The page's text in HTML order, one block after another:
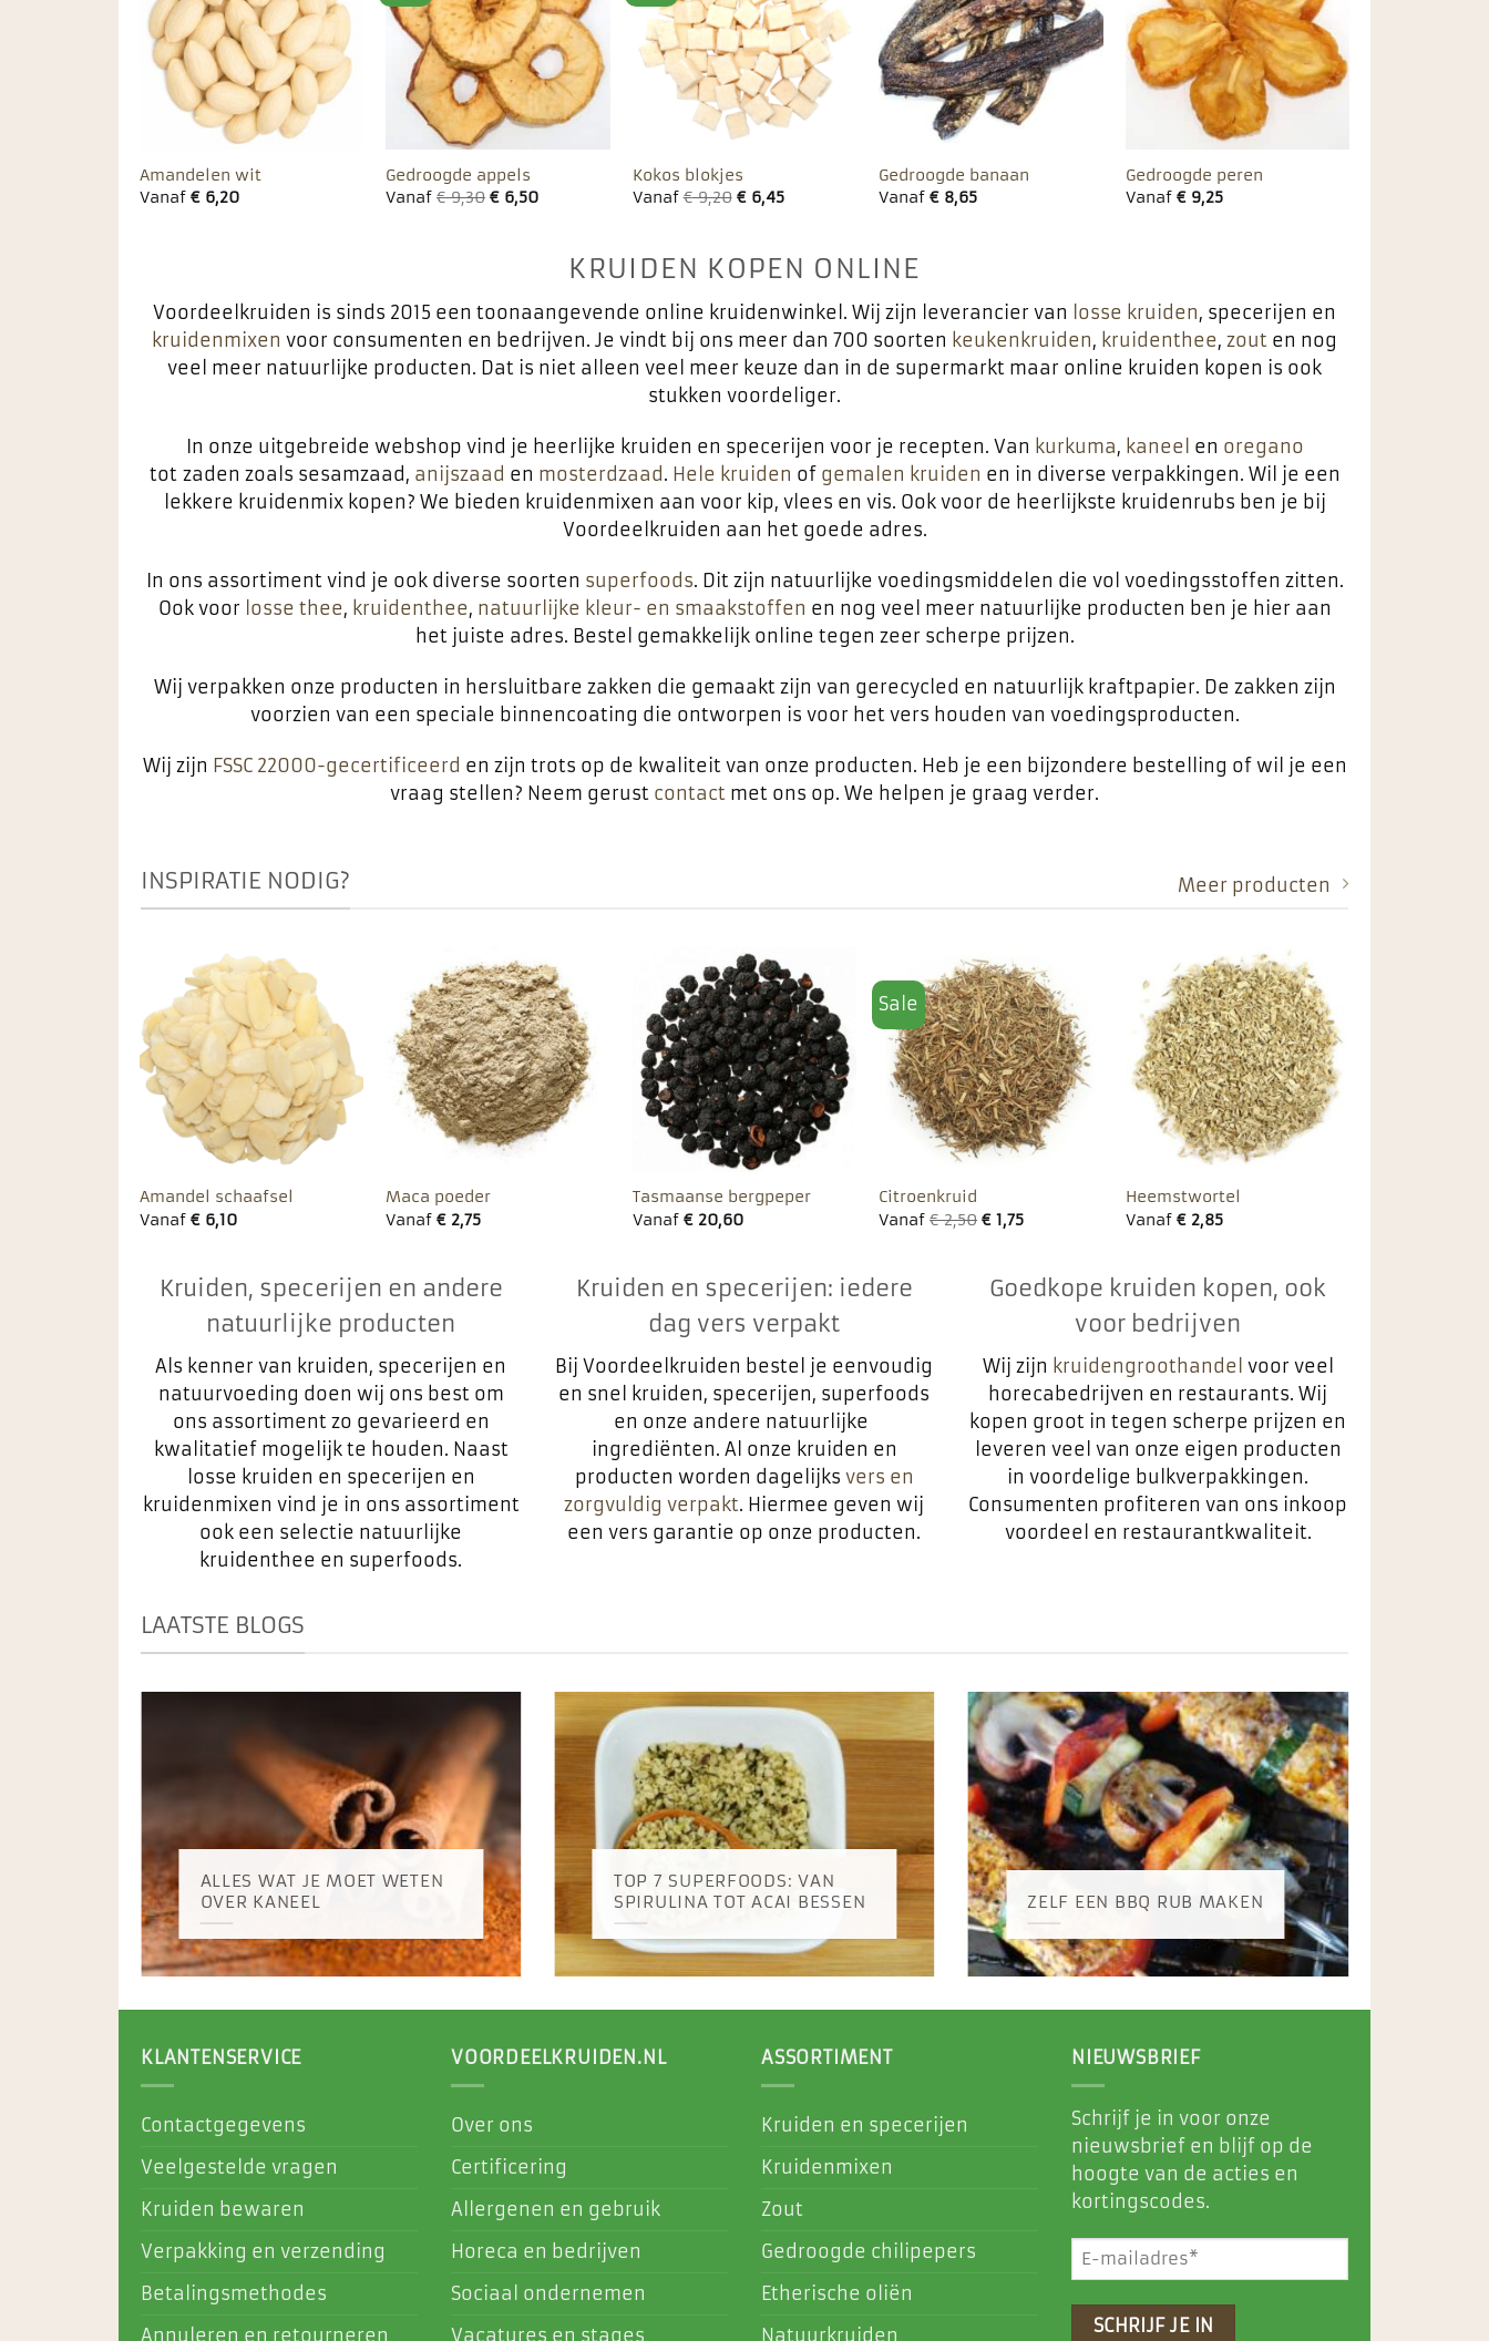
favorieten
Amandelen wit
Vanaf €6,20
favorieten
Gedroogde appels
Vanaf€9,30 €6,50
favorieten
Kokos blokjes
Vanaf€9,20 €6,45
favorieten
Gedroogde banaan
Vanaf€8,65
favorieten
Gedroogde peren
Vanaf €9,25
KRUIDEN KOPEN ONLINE
Voordeelkruiden is sinds 2015 een toonaangevende online kruidenwinkel. Wij zijn leverancier van losse kruiden, specerijen en
kruidenmixen voor consumenten en bedrijven. Je vindt bij ons meer dan 700 soorten keukenkruiden, kruidenthee, zout en nog
veel meer natuurlijke producten. Dat is niet alleen veel meer keuze dan in de supermarkt maar online kruiden kopen is ook
stukken voordeliger.
In onze uitgebreide webshop vind je heerlijke kruiden en specerijen voor je recepten. Van kurkuma, kaneel en oregano
tot zaden zoals sesamzaad, anijszaad en mosterdzaad. Hele kruiden of gemalen kruiden en in diverse verpakkingen. Wil je een
lekkere kruidenmix kopen? We bieden kruidenmixen aan voor kip, vlees en vis. Ook voor de heerlijkste kruidenrubs ben je bij
Voordeelkruiden aan het goede adres.
In ons assortiment vind je ook diverse soorten superfoods. Dit zijn natuurlijke voedingsmiddelen die vol voedingsstoffen zitten.
Ook voor losse thee, kruidenthee, natuurlijke kleur- en smaakstoffen en nog veel meer natuurlijke producten ben je hier aan
het juiste adres. Bestel gemakkelijk online tegen zeer scherpe prijzen.
Wij verpakken onze producten in hersluitbare zakken die gemaakt zijn van gerecycled en natuurlijk kraftpapier. De zakken zijn
voorzien van een speciale binnencoating die ontworpen is voor het vers houden van voedingsproducten.
Wij zijn FSSC 22000-gecertificeerd en zijn trots op de kwaliteit van onze producten. Heb je een bijzondere bestelling of wil je een
vraag stellen? Neem gerust contact met ons op. We helpen je graag verder.
INSPIRATIE NODIG? Meer producten
Toevoegen
aan
favorieten
Amandel schaafsel
Vanaf €6,10
Toevoegen
aan
favorieten
Maca poeder
Vanaf€2,75
Toevoegen
aan
favorieten
Tasmaanse bergpeper
Vanaf €20,60
Sale
Toevoegen
aan
favorieten
Citroenkruid
Vanaf€2,50 €1,75
Toevoegen
aan
favorieten
Heemstwortel
Vanaf €2,85
Kruiden, specerijen en andere
natuurlijke producten
Als kenner van kruiden, specerijen en
natuurvoeding doen wij ons best om
ons assortiment zo gevarieerd en
kwalitatief mogelijk te houden. Naast
losse kruiden en specerijen en
kruidenmixen vind je in ons assortiment
ook een selectie natuurlijke
kruidenthee en superfoods.
Kruiden en specerijen: iedere
dag vers verpakt
Bij Voordeelkruiden bestel je eenvoudig
en snel kruiden, specerijen, superfoods
en onze andere natuurlijke
ingrediënten. Al onze kruiden en
producten worden dagelijks vers en
zorgvuldig verpakt. Hiermee geven wij
een vers garantie op onze producten.
Goedkope kruiden kopen, ook
voor bedrijven
Wij zijn kruidengroothandel voor veel
horecabedrijven en restaurants. Wij
kopen groot in tegen scherpe prijzen en
leveren veel van onze eigen producten
in voordelige bulkverpakkingen.
Consumenten profiteren van ons inkoop
voordeel en restaurantkwaliteit.
LAATSTE BLOGS
ALLES WAT JE MOET WETEN
OVER KANEEL
TOP 7 SUPERFOODS: VAN
SPIRULINA TOT ACAI BESSEN
ZELF EEN BBQ RUB MAKEN
KLANTENSERVICE
Contactgegevens
Veelgestelde vragen
Kruiden bewaren
Verpakking en verzending
Betalingsmethodes
Annuleren en retourneren
VOORDEELKRUIDEN.NL
Over ons
Certificering
Allergenen en gebruik
Horeca en bedrijven
Sociaal ondernemen
Vacatures en stages
ASSORTIMENT
Kruiden en specerijen
Kruidenmixen
Zout
Gedroogde chilipepers
Etherische oliën
Natuurkruiden
NIEUWSBRIEF
Schrijf je in voor onze
nieuwsbrief en blijf op de
hoogte van de acties en
kortingscodes.
E-
mailadres
(Vereist)